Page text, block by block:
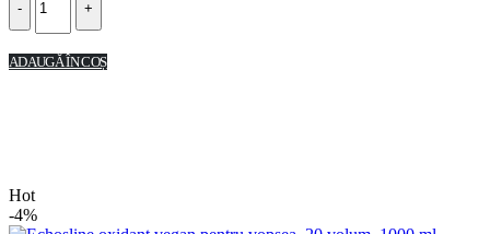
- +
ADAUGĂ ÎN COȘ
Hot
-4%